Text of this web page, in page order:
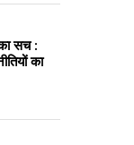
सच :
का